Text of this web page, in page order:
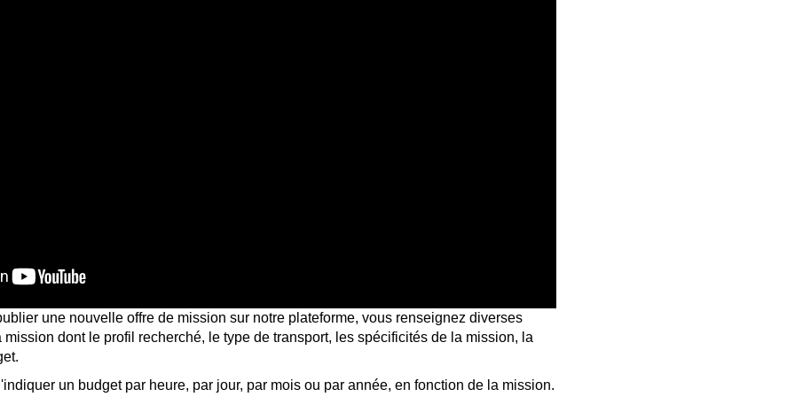
une nouvelle offre de mission sur notre plateforme, vous renseignez diverses
dont le profil recherché, le type de transport, les spécificités de la mission, la
un budget par heure, par jour, par mois ou par année, en fonction de la mission.